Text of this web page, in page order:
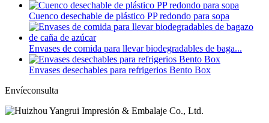
Cuenco desechable de plástico PP redondo para sopa
Envases de comida para llevar biodegradables de baga...
Envases desechables para refrigerios Bento Box
Envíeconsulta